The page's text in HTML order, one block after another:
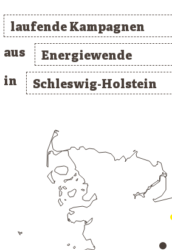
laufende Kampagnen
aus
Energiewende
in
Schleswig-Holstein